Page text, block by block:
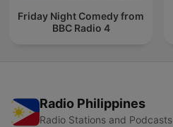
Friday Night Comedy from
BBC Radio 4
Radio Philippines
Radio Stations and Podcasts